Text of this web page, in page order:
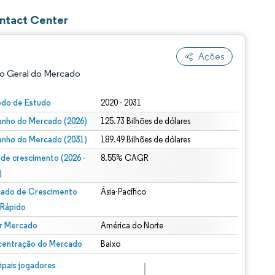
Center
Ações
Geral do Mercado
de Estudo 2020 - 2031
do Mercado (2026) 125.73 Bilhões de dólares
do Mercado (2031) 189.49 Bilhões de dólares
de crescimento (2026 -
8.55% CAGR
de Crescimento
Ásia-Pacífico
Mercado América do Norte
do Mercado Baixo
jogadores
© Mordor Intelligence. O reuso requer atribuição conforme CC BY 4.0.
conforme CC BY 4.0.